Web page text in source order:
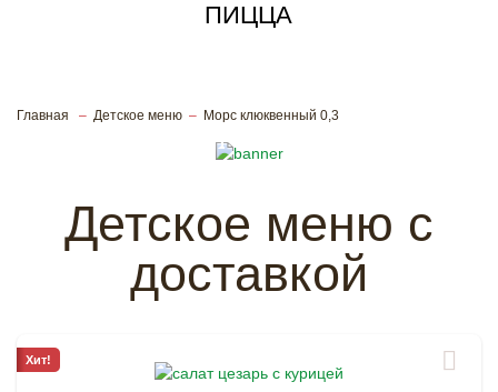
ПИЦЦА
Главная Детское меню Морс клюквенный 0,3
Вкусная еда для детского
Детское меню с
доставкой
Хит!